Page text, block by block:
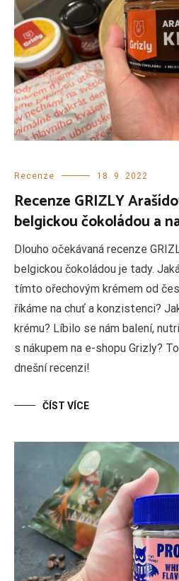
Recenze 18. 9. 2022
Recenze GRIZLY
belgickou čokoládou a
Dlouho očekávaná recenze
belgickou čokoládou je tady.
tímto ořechovým krémem od
říkáme na chuť a konzistenci?
krému? Líbilo se nám balení,
s nákupem na e-shopu Grizly?
dnešní recenzi!
ČÍST VÍCE